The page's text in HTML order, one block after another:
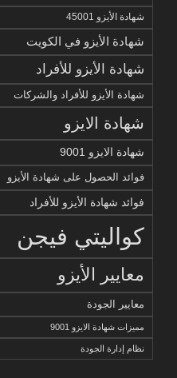
شهادة الأيزو 45001
شهادة الأيزو في الكويت
شهادة الأيزو للأفراد
شهادة الأيزو للأفراد والشركات
شهادة الايزو
شهادة الايزو 9001
فوائد الحصول على شهادة الأيزو
فوائد شهادة الأيزو للأفراد
كواليتي فيجن
معايير الأيزو
معايير الجودة
مميزات شهادة الايزو 9001
نظام إدارة الجودة